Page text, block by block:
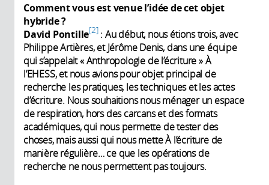
Comment vous est venue l’idée de cet objet
hybride ?
David Pontille 2 : Au début, nous étions trois, avec
Philippe Artières, et Jérôme Denis, dans une équipe
qui s’appelait « Anthropologie de l’écriture » À
l’EHESS, et nous avions pour objet principal de
recherche les pratiques, les techniques et les actes
d’écriture. Nous souhaitions nous ménager un espace
de respiration, hors des carcans et des formats
académiques, qui nous permette de tester des
choses, mais aussi qui nous mette À l’écriture de
manière régulière… ce que les opérations de
recherche ne nous permettent pas toujours.